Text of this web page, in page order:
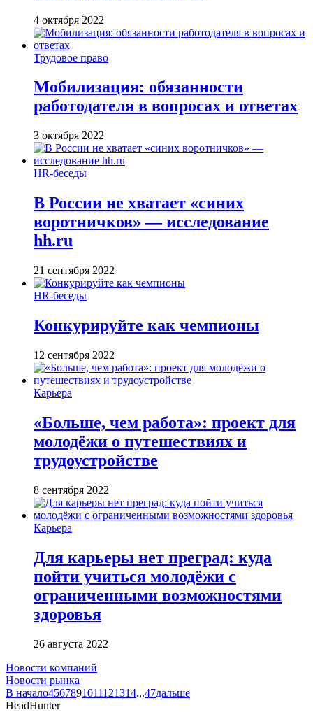
4 октября 2022
Трудовое право
Мобилизация: обязанности
работодателя в вопросах и ответах
3 октября 2022
HR-беседы
В России не хватает «синих
воротничков» — исследование
hh.ru
21 сентября 2022
HR-беседы
Конкурируйте как чемпионы
12 сентября 2022
Карьера
«Больше, чем работа»: проект для
молодёжи о путешествиях и
трудоустройстве
8 сентября 2022
Карьера
Для карьеры нет преград: куда
пойти учиться молодёжи с
ограниченными возможностями
здоровья
26 августа 2022
Новости компаний
Новости рынка
В начало4567891011121314...47дальше
HeadHunter